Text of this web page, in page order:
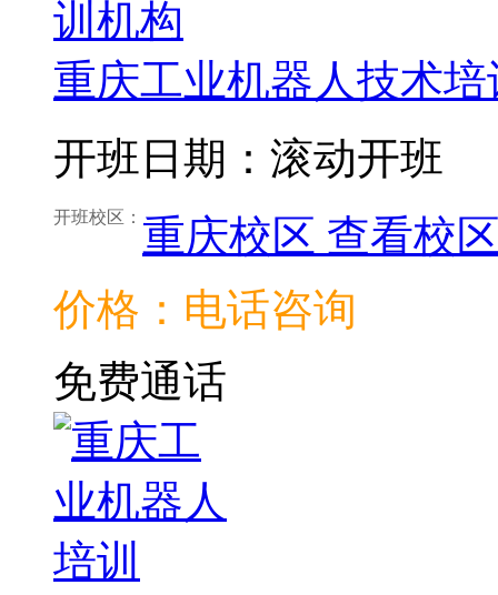
重庆工业机器人技术
开班日期：滚动开班
开班校区： 重庆校区 查看校
价格：电话咨询
免费通话